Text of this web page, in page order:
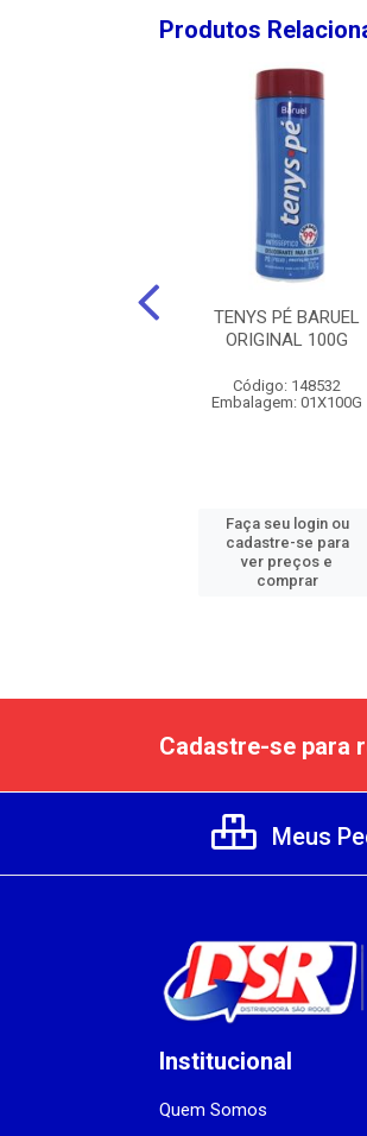
Produtos
TENYS PÉ BARUEL
ORIGINAL 100G
Código: 148532
Embalagem: 01X100G
Faça seu login ou
cadastre-se para
ver preços e
comprar
Cadastre-se para
Meus
Institucional
Quem Somos